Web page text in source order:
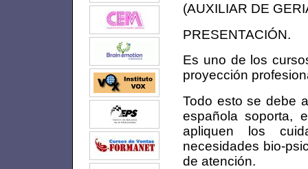
(AUXILIAR DE
PRESENTACIÓN.
Es uno de los
proyección
Todo esto se debe
española soporta,
apliquen los
necesidades bio-
de atención.